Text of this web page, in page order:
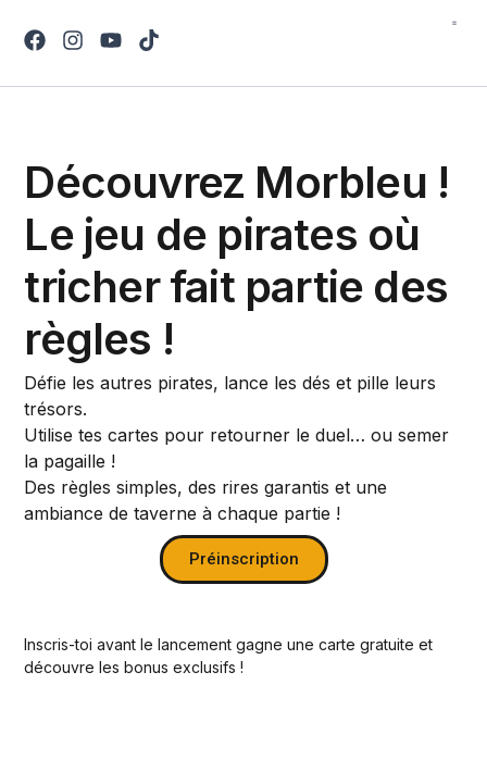
Découvrez Morbleu !
Le jeu de pirates où
tricher fait partie des
règles !
Défie les autres pirates, lance les dés et pille leurs
trésors.
Utilise tes cartes pour retourner le duel… ou semer
la pagaille !
Des règles simples, des rires garantis et une
ambiance de taverne à chaque partie !
Préinscription
Inscris-toi avant le lancement gagne une carte gratuite et
découvre les bonus exclusifs !